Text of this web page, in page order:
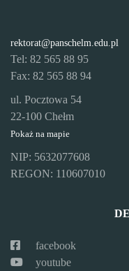
rektorat@panschelm.edu.pl
Tel: 82 565 88 95
Fax: 82 565 88 94
ul. Pocztowa 54
22-100 Chełm
Pokaż na mapie
NIP: 5632077608
REGON: 110607010
facebook
youtube